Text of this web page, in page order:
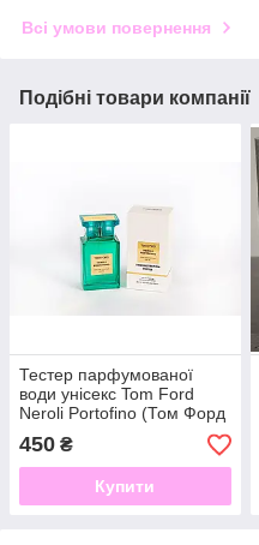
Всі умови повернення
Подібні товари компанії
Тестер парфумованої
води унісекс Tom Ford
Neroli Portofino (Том Форд
Неролі Портофіно) 100 мл
450 ₴
Купити